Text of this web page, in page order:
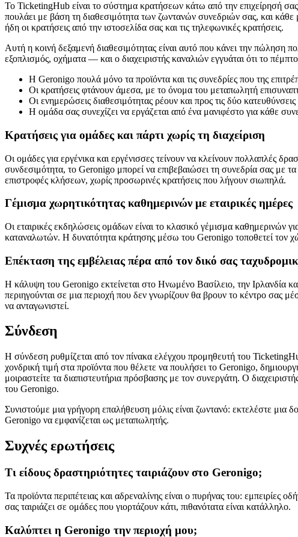
Το TicketingHub είναι το σύστημα κρατήσεων κάτω από την επιχείρησή
πουλάει με βάση τη διαθεσιμότητα των ζωντανών συνεδριών σας, και
ήδη οι κρατήσεις από την ιστοσελίδα σας και τις τηλεφωνικές κρατήσεις.
Αυτή η κοινή δεξαμενή διαθεσιμότητας είναι αυτό που κάνει την πώληση
εξοπλισμός, οχήματα — και ο διαχειριστής καναλιών εγγυάται ότι το
Η Geronigo πουλά μόνο τα προϊόντα και τις συνεδρίες που της
Οι κρατήσεις φτάνουν άμεσα, με το όνομα του μεταπωλητή
Οι ενημερώσεις διαθεσιμότητας ρέουν και προς τις δύο
Η ομάδα σας συνεχίζει να εργάζεται από ένα μανιφέστο για κάθε
Κρατήσεις για ομάδες και πάρτι χωρίς τη διαχείριση
Οι ομάδες για εργένικα και εργένισσες τείνουν να κλείνουν πολλαπλές
συνδεσιμότητα, το Geronigo μπορεί να επιβεβαιώσει τη συνεδρία σας με
επιστροφές κλήσεων, χωρίς προσωρινές κρατήσεις που λήγουν σιωπηλά.
Γέμισμα χωρητικότητας καθημερινών με εταιρικές ημέρες
Οι εταιρικές εκδηλώσεις ομάδων είναι το κλασικό γέμισμα καθημερινών
καταναλωτών. Η δυνατότητα κράτησης μέσω του Geronigo τοποθετεί τον
Επέκταση της εμβέλειας πέρα από τον δικό σας
Η κάλυψη του Geronigo εκτείνεται στο Ηνωμένο Βασίλειο, την Ιρλανδία
περιηγούνται σε μια περιοχή που δεν γνωρίζουν θα βρουν το κέντρο σας
να ανταγωνιστεί.
Σύνδεση
Η σύνδεση ρυθμίζεται από τον πίνακα ελέγχου προμηθευτή του
χονδρική τιμή στα προϊόντα που θέλετε να πουλήσει το Geronigo,
μοιραστείτε τα διαπιστευτήρια πρόσβασης με τον συνεργάτη. Ο
του Geronigo.
Συνιστούμε μια γρήγορη επαλήθευση μόλις είναι ζωντανό: εκτελέστε μια
Geronigo να εμφανίζεται ως μεταπωλητής.
Συχνές ερωτήσεις
Τι είδους δραστηριότητες ταιριάζουν στο Geronigo;
Τα προϊόντα περιπέτειας και αδρεναλίνης είναι ο πυρήνας του:
σας ταιριάζει σε ομάδες που γιορτάζουν κάτι, πιθανότατα είναι κατάλληλο.
Καλύπτει η Geronigo την περιοχή μου;